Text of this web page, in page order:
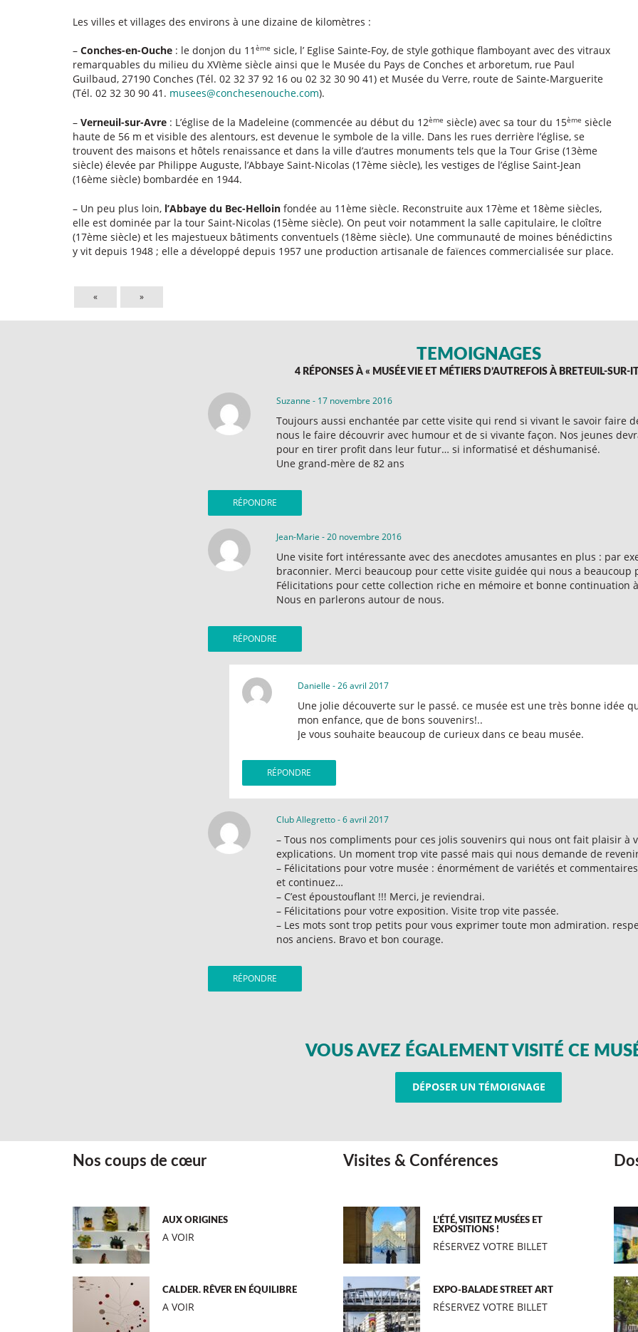
Les villes et villages des environs à une dizaine de kilomètres :
– Conches-en-Ouche : le donjon du 11 ème sicle, l’ Eglise Sainte-Foy, de style gothique flamboyant avec des vitraux
remarquables du milieu du XVIème siècle ainsi que le Musée du Pays de Conches et arboretum, rue Paul
Guilbaud, 27190 Conches (Tél. 02 32 37 92 16 ou 02 32 30 90 41) et Musée du Verre, route de Sainte-Marguerite
(Tél. 02 32 30 90 41. musees@conchesenouche.com).
– Verneuil-sur-Avre : L’église de la Madeleine (commencée au début du 12ème siècle) avec sa tour du 15ème siècle
haute de 56 m et visible des alentours, est devenue le symbole de la ville. Dans les rues derrière l’église, se
trouvent des maisons et hôtels renaissance et dans la ville d’autres monuments tels que la Tour Grise (13ème
siècle) élevée par Philippe Auguste, l’Abbaye Saint-Nicolas (17ème siècle), les vestiges de l’église Saint-Jean
(16ème siècle) bombardée en 1944.
– Un peu plus loin, l’Abbaye du Bec-Helloin fondée au 11ème siècle. Reconstruite aux 17ème et 18ème siècles,
elle est dominée par la tour Saint-Nicolas (15ème siècle). On peut voir notamment la salle capitulaire, le cloître
(17ème siècle) et les majestueux bâtiments conventuels (18ème siècle). Une communauté de moines bénédictins
y vit depuis 1948 ; elle a développé depuis 1957 une production artisanale de faïences commercialisée sur place.
« »
TÉMOIGNAGES
4 RÉPONSES À « MUSÉE VIE ET MÉTIERS D’AUTREFOIS À BRETEUIL-SUR-
Suzanne - 17 novembre 2016
Toujours aussi enchantée par cette visite qui rend si vivant le savoir faire
nous le faire découvrir avec humour et de si vivante façon. Nos jeunes
pour en tirer profit dans leur futur… si informatisé et déshumanisé.
Une grand-mère de 82 ans
RÉPONDRE
Jean-Marie -20 novembre 2016
Une visite fort intéressante avec des anecdotes amusantes en plus : par
braconnier. Merci beaucoup pour cette visite guidée qui nous a beaucoup
Félicitations pour cette collection riche en mémoire et bonne continuation
Nous en parlerons autour de nous.
RÉPONDRE
Danielle -26 avril 2017
Une jolie découverte sur le passé. ce musée est une très bonne idée
mon enfance, que de bons souvenirs!..
Je vous souhaite beaucoup de curieux dans ce beau musée.
RÉPONDRE
Club Allegretto-6 avril 2017
– Tous nos compliments pour ces jolis souvenirs qui nous ont fait plaisir à
explications. Un moment trop vite passé mais qui nous demande de
– Félicitations pour votre musée : énormément de variétés et
et continuez…
– C’est époustouflant !!! Merci, je reviendrai.
– Félicitations pour votre exposition. Visite trop vite passée.
– Les mots sont trop petits pour vous exprimer toute mon admiration.
nos anciens. Bravo et bon courage.
RÉPONDRE
VOUS AVEZ ÉGALEMENT VISITÉ CE
DÉPOSER UN TÉMOIGNAGE
Nos coups de cœur
AUX ORIGINES
A VOIR
CALDER. RÊVER EN ÉQUILIBRE
A VOIR
Visites & Conférences
L’ÉTÉ, VISITEZ MUSÉES ET
EXPOSITIONS !
RÉSERVEZ VOTRE BILLET
EXPO-BALADE STREET ART
RÉSERVEZ VOTRE BILLET